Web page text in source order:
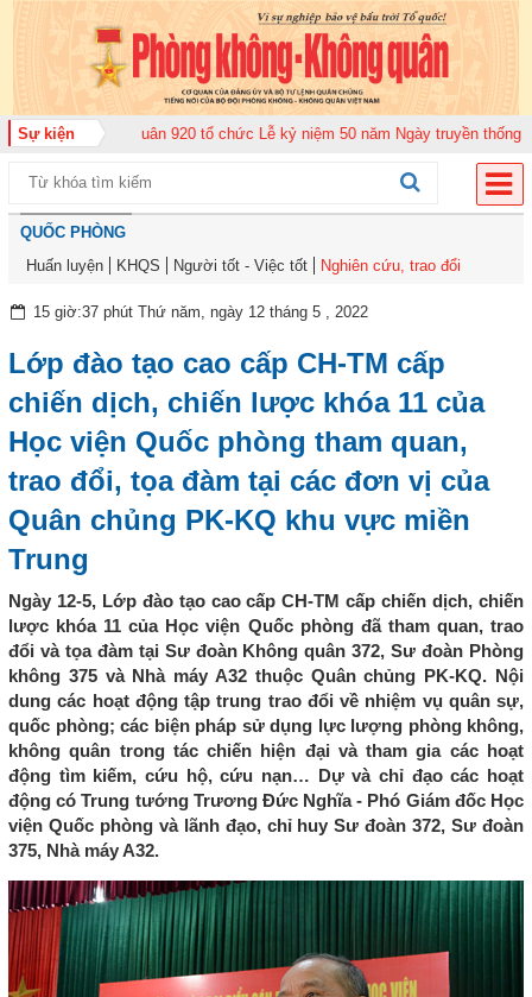
Sự kiện
Không quân 920 tổ chức Lễ kỷ niệm 50 năm Ngày truyền thống (12-11-
QUỐC PHÒNG
Huấn luyện
KHQS Người tốt - Việc tốt Nghiên cứu, trao đổi
15 giờ:37 phút Thứ năm, ngày 12 tháng 5 , 2022
Lớp đào tạo cao cấp CH-TM cấp
chiến dịch, chiến lược khóa 11 của
Học viện Quốc phòng tham quan,
trao đổi, tọa đàm tại các đơn vị của
Quân chủng PK-KQ khu vực miền
Trung
Ngày 12-5, Lớp đào tạo cao cấp CH-TM cấp chiến dịch, chiến
lược khóa 11 của Học viện Quốc phòng đã tham quan, trao
đổi và tọa đàm tại Sư đoàn Không quân 372, Sư đoàn Phòng
không 375 và Nhà máy A32 thuộc Quân chủng PK-KQ. Nội
dung các hoạt động tập trung trao đổi về nhiệm vụ quân sự,
quốc phòng; các biện pháp sử dụng lực lượng phòng không,
không quân trong tác chiến hiện đại và tham gia các hoạt
động tìm kiếm, cứu hộ, cứu nạn… Dự và chỉ đạo các hoạt
động có Trung tướng Trương Đức Nghĩa - Phó Giám đốc Học
viện Quốc phòng và lãnh đạo, chỉ huy Sư đoàn 372, Sư đoàn
375, Nhà máy A32.